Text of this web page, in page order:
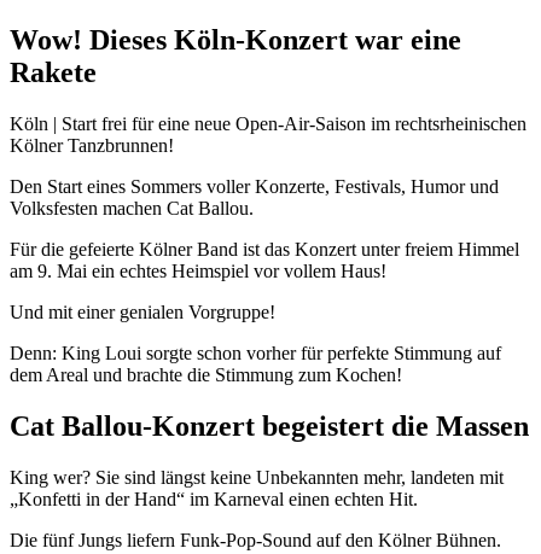
Wow! Dieses Köln-Konzert war eine
Rakete
Köln | Start frei für eine neue Open-Air-Saison im rechtsrheinischen
Kölner Tanzbrunnen!
Den Start eines Sommers voller Konzerte, Festivals, Humor und
Volksfesten machen Cat Ballou.
Für die gefeierte Kölner Band ist das Konzert unter freiem Himmel
am 9. Mai ein echtes Heimspiel vor vollem Haus!
Und mit einer genialen Vorgruppe!
Denn: King Loui sorgte schon vorher für perfekte Stimmung auf
dem Areal und brachte die Stimmung zum Kochen!
Cat Ballou-Konzert begeistert die Massen
King wer? Sie sind längst keine Unbekannten mehr, landeten mit
„Konfetti in der Hand“ im Karneval einen echten Hit.
Die fünf Jungs liefern Funk-Pop-Sound auf den Kölner Bühnen.